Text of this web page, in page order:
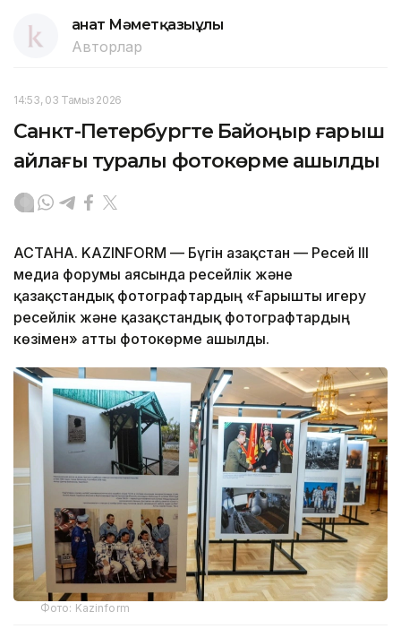
Қанат Мәметқазыұлы
Авторлар
14:53, 03 Тамыз 2026
Санкт-Петербургте Байқоңыр ғарыш
айлағы туралы фотокөрме ашылды
АСТАНА. KAZINFORM — Бүгін Қазақстан — Ресей ІІІ
медиа форумы аясында ресейлік және
қазақстандық фотографтардың «Ғарышты игеру
ресейлік және қазақстандық фотографтардың
көзімен» атты фотокөрме ашылды.
Фото: Kazinform